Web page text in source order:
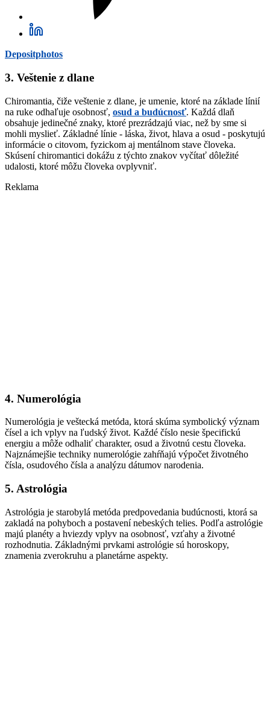
Depositphotos
3. Veštenie z dlane
Chiromantia, čiže veštenie z dlane, je umenie, ktoré na základe línií
na ruke odhaľuje osobnosť, osud a budúcnosť. Každá dlaň
obsahuje jedinečné znaky, ktoré prezrádzajú viac, než by sme si
mohli myslieť. Základné línie - láska, život, hlava a osud - poskytujú
informácie o citovom, fyzickom aj mentálnom stave človeka.
Skúsení chiromantici dokážu z týchto znakov vyčítať dôležité
udalosti, ktoré môžu človeka ovplyvniť.
Reklama
4. Numerológia
Numerológia je veštecká metóda, ktorá skúma symbolický význam
čísel a ich vplyv na ľudský život. Každé číslo nesie špecifickú
energiu a môže odhaliť charakter, osud a životnú cestu človeka.
Najznámejšie techniky numerológie zahŕňajú výpočet životného
čísla, osudového čísla a analýzu dátumov narodenia.
5. Astrológia
Astrológia je starobylá metóda predpovedania budúcnosti, ktorá sa
zakladá na pohyboch a postavení nebeských telies. Podľa astrológie
majú planéty a hviezdy vplyv na osobnosť, vzťahy a životné
rozhodnutia. Základnými prvkami astrológie sú horoskopy,
znamenia zverokruhu a planetárne aspekty.